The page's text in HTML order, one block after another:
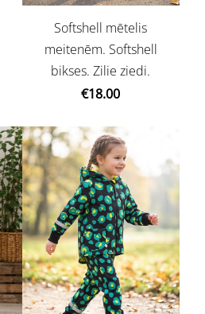
Softshell mētelis
meitenēm. Softshell
bikses. Zilie ziedi.
€18.00